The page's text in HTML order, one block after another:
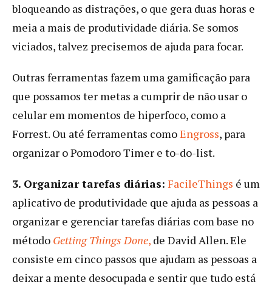
bloqueando as distrações, o que gera duas horas e
meia a mais de produtividade diária. Se somos
viciados, talvez precisemos de ajuda para focar.
Outras ferramentas fazem uma gamificação para
que possamos ter metas a cumprir de não usar o
celular em momentos de hiperfoco, como a
Forrest. Ou até ferramentas comoEngross, para
organizar o Pomodoro Timer e to-do-list.
3. Organizar tarefas diárias: FacileThings é um
aplicativo de produtividade que ajuda as pessoas a
organizar e gerenciar tarefas diárias com base no
método Getting Things Done, de David Allen. Ele
consiste em cinco passos que ajudam as pessoas a
deixar a mente desocupada e sentir que tudo está